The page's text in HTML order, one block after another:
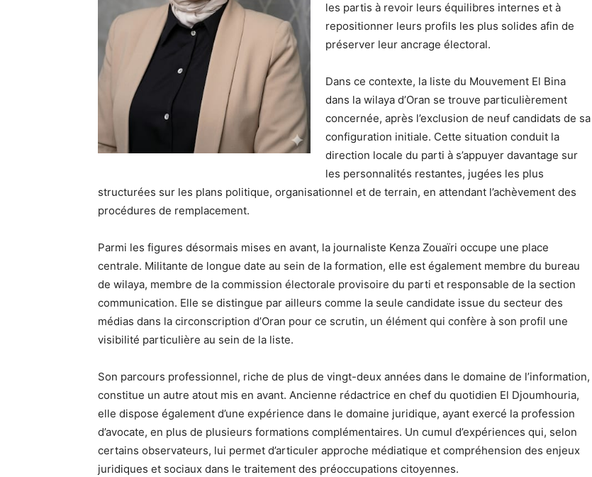
les partis à revoir leurs équilibres internes et à
repositionner leurs profils les plus solides afin de
préserver leur ancrage électoral.
Dans ce contexte, la liste du Mouvement El Bina
dans la wilaya d’Oran se trouve particulièrement
concernée, après l’exclusion de neuf candidats de sa
configuration initiale. Cette situation conduit la
direction locale du parti à s’appuyer davantage sur
les personnalités restantes, jugées les plus
structurées sur les plans politique, organisationnel et de terrain, en attendant l’achèvement des
procédures de remplacement.
Parmi les figures désormais mises en avant, la journaliste Kenza Zouaïri occupe une place
centrale. Militante de longue date au sein de la formation, elle est également membre du bureau
de wilaya, membre de la commission électorale provisoire du parti et responsable de la section
communication. Elle se distingue par ailleurs comme la seule candidate issue du secteur des
médias dans la circonscription d’Oran pour ce scrutin, un élément qui confère à son profil une
visibilité particulière au sein de la liste.
Son parcours professionnel, riche de plus de vingt-deux années dans le domaine de l’information,
constitue un autre atout mis en avant. Ancienne rédactrice en chef du quotidien El Djoumhouria,
elle dispose également d’une expérience dans le domaine juridique, ayant exercé la profession
d’avocate, en plus de plusieurs formations complémentaires. Un cumul d’expériences qui, selon
certains observateurs, lui permet d’articuler approche médiatique et compréhension des enjeux
juridiques et sociaux dans le traitement des préoccupations citoyennes.